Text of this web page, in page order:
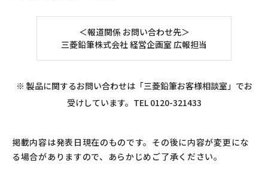
＜報道関係 お問い合わせ先＞
三菱鉛筆株式会社 経営企画室 広報担当
※ 製品に関するお問い合わせは「三菱鉛筆お客様相談室」でお
受けしています。TEL 0120-321433
掲載内容は発表日現在のものです。その後に内容が変更にな
る場合がありますので、あらかじめご了承ください。